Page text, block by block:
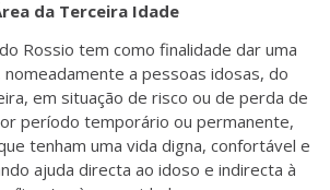
da Terceira Idade
Rossio tem como finalidade dar uma
a pessoas idosas, do
em situação de risco ou de perda de
período temporário ou permanente,
tenham uma vida digna, confortável e
ajuda directa ao idoso e indirecta à